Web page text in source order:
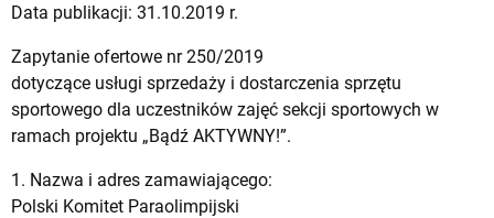
Data publikacji: 31.10.2019 r.
Zapytanie ofertowe nr 250/2019
dotyczące usługi sprzedaży i dostarczenia sprzętu
sportowego dla uczestników zajęć sekcji sportowych w
ramach projektu „Bądź AKTYWNY!”.
1. Nazwa i adres zamawiającego:
Polski Komitet Paraolimpijski